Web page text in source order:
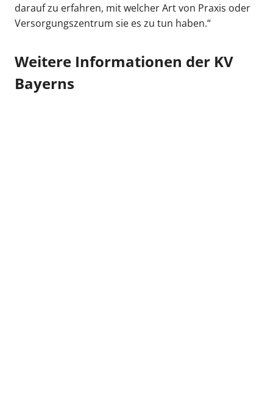
darauf zu erfahren, mit welcher Art von Praxis oder
Versorgungszentrum sie es zu tun haben.“
Weitere Informationen der KV
Bayerns